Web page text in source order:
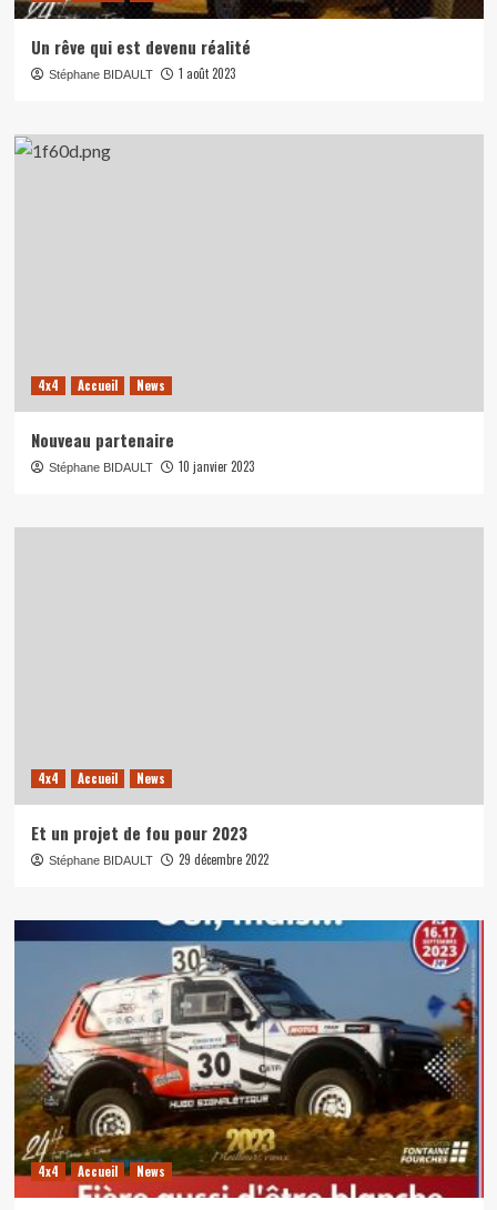
Un rêve qui est devenu réalité
Stéphane BIDAULT 1 août 2023
4x4 Accueil News
Nouveau partenaire
Stéphane BIDAULT 10 janvier 2023
4x4 Accueil News
Et un projet de fou pour 2023
Stéphane BIDAULT 29 décembre 2022
4x4 Accueil News